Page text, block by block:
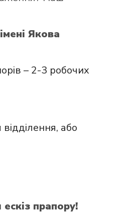
Якова
– 2-3 робочих
або
прапору!